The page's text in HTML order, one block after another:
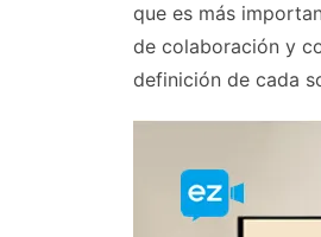
que es más
de colaboración y
definición de cada